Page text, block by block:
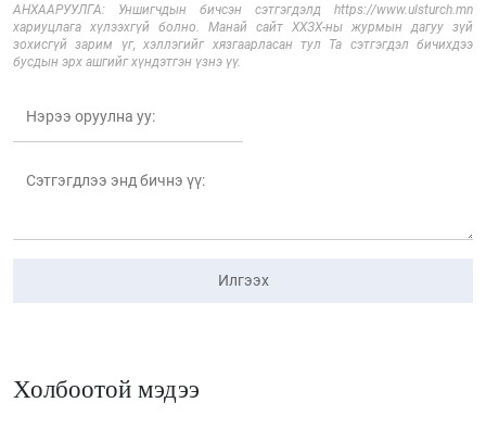
АНХААРУУЛГА: Уншигчдын бичсэн сэтгэгдэлд https://www.ulsturch.mn
хариуцлага хүлээхгүй болно. Манай сайт ХХЗХ-ны журмын дагуу зүй
зохисгүй зарим үг, хэллэгийг хязгаарласан тул Та сэтгэгдэл бичихдээ
бусдын эрх ашгийг хүндэтгэн үзнэ үү.
Илгээх
Холбоотой мэдээ